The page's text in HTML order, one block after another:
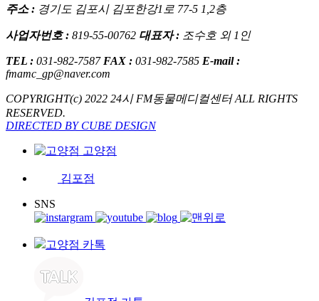
주소 : 경기도 김포시 김포한강1로 77-5 1,2층
사업자번호 : 819-55-00762 대표자 : 조수호 외 1인
TEL : 031-982-7587 FAX : 031-982-7585 E-mail :
fmamc_gp@naver.com
COPYRIGHT(c) 2022 24시 FM동물메디컬센터 ALL RIGHTS
RESERVED.
DIRECTED BY CUBE DESIGN
고양점
김포점
SNS
고양점 카톡